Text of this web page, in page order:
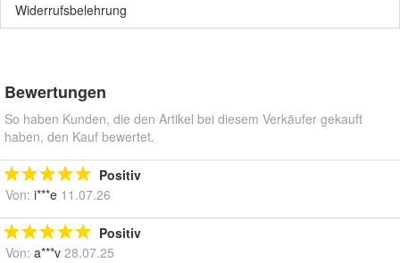
Widerrufsbelehrung
Bewertungen
So haben Kunden, die den Artikel bei diesem Verkäufer gekauft
haben, den Kauf bewertet.
Positiv
Von: i***e 11.07.26
Positiv
Von: a***v 28.07.25